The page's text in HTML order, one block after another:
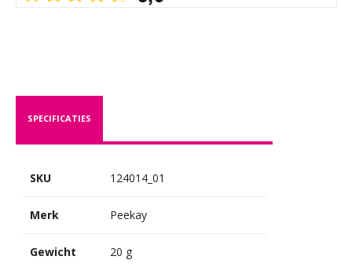
SPECIFICATIES
SKU 124014_01
Merk Peekay
Gewicht 20 g